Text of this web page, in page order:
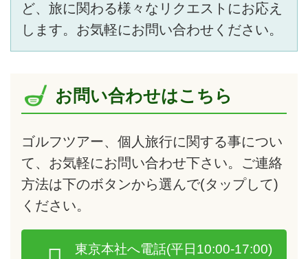
ど、旅に関わる様々なリクエストにお応え
します。お気軽にお問い合わせください。
お問い合わせはこちら
ゴルフツアー、個人旅行に関する事につい
て、お気軽にお問い合わせ下さい。ご連絡
方法は下のボタンから選んで(タップして)
ください。
東京本社へ電話(平日10:00-17:00)